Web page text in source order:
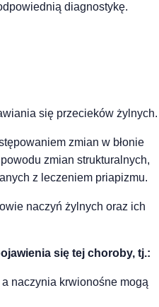
diagnostykę.
się przecieków żylnych.
zmian w błonie
zmian strukturalnych,
z leczeniem priapizmu.
naczyń żylnych oraz ich
się tej choroby, tj.:
naczynia krwionośne mogą